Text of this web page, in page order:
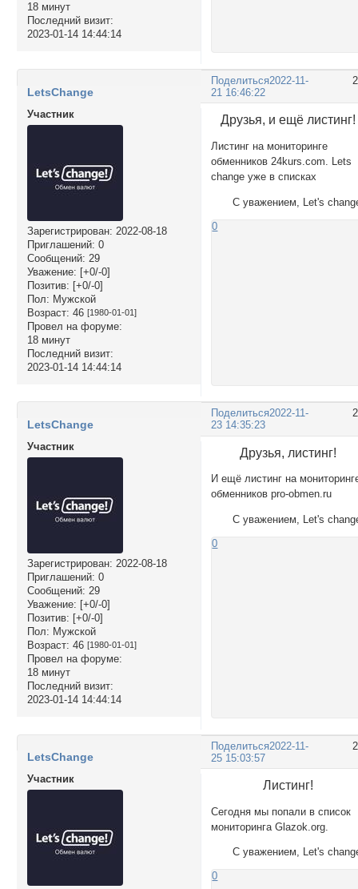
18 минут
Последний визит:
2023-01-14 14:44:14
Поделиться2022-11-
21 16:46:22
LetsChange
Участник
Зарегистрирован: 2022-08-18
Приглашений: 0
Сообщений: 29
Уважение: [+0/-0]
Позитив: [+0/-0]
Пол: Мужской
Возраст: 46 [1980-01-01]
Провел на форуме:
18 минут
Последний визит:
2023-01-14 14:44:14
Друзья, и ещё листинг!
Листинг на мониторинге
обменников 24kurs.com. Lets
change уже в списках
С уважением, Let's
0
Поделиться2022-11-
23 14:35:23
LetsChange
Участник
Зарегистрирован: 2022-08-18
Приглашений: 0
Сообщений: 29
Уважение: [+0/-0]
Позитив: [+0/-0]
Пол: Мужской
Возраст: 46 [1980-01-01]
Провел на форуме:
18 минут
Последний визит:
2023-01-14 14:44:14
Друзья, листинг!
И ещё листинг на
обменников pro-obmen.ru
С уважением, Let's
0
Поделиться2022-11-
25 15:03:57
LetsChange
Участник Листинг!
Сегодня мы попали в список
мониторинга Glazok.org.
С уважением, Let's
0